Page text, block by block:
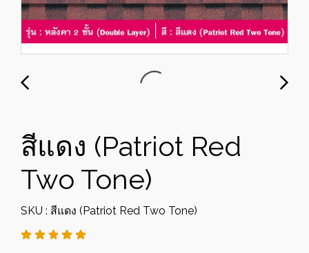
สีแดง (Patriot Red
Two Tone)
SKU : สีแดง (Patriot Red Two Tone)